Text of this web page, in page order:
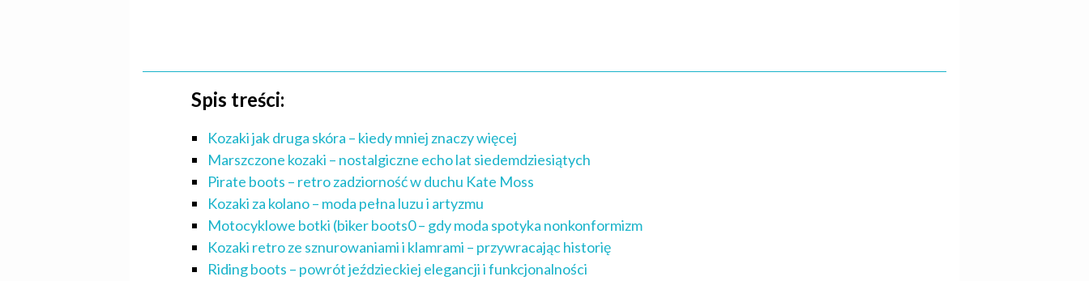
Spis treści:
Kozaki jak druga skóra – kiedy mniej znaczy więcej
Marszczone kozaki – nostalgiczne echo lat siedemdziesiątych
Pirate boots – retro zadziorność w duchu Kate Moss
Kozaki za kolano – moda pełna luzu i artyzmu
Motocyklowe botki (biker boots0 – gdy moda spotyka nonkonformizm
Kozaki retro ze sznurowaniami i klamrami – przywracając historię
Riding boots – powrót jeździeckiej elegancji i funkcjonalności